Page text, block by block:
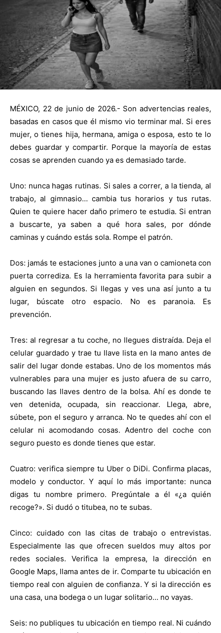
MÉXICO, 22 de junio de 2026.- Son advertencias reales,
basadas en casos que él mismo vio terminar mal. Si eres
mujer, o tienes hija, hermana, amiga o esposa, esto te lo
debes guardar y compartir. Porque la mayoría de estas
cosas se aprenden cuando ya es demasiado tarde.
Uno: nunca hagas rutinas. Si sales a correr, a la tienda, al
trabajo, al gimnasio… cambia tus horarios y tus rutas.
Quien te quiere hacer daño primero te estudia. Si entran
a buscarte, ya saben a qué hora sales, por dónde
caminas y cuándo estás sola. Rompe el patrón.
Dos: jamás te estaciones junto a una van o camioneta con
puerta corrediza. Es la herramienta favorita para subir a
alguien en segundos. Si llegas y ves una así junto a tu
lugar, búscate otro espacio. No es paranoia. Es
prevención.
Tres: al regresar a tu coche, no llegues distraída. Deja el
celular guardado y trae tu llave lista en la mano antes de
salir del lugar donde estabas. Uno de los momentos más
vulnerables para una mujer es justo afuera de su carro,
buscando las llaves dentro de la bolsa. Ahí es donde te
ven detenida, ocupada, sin reaccionar. Llega, abre,
súbete, pon el seguro y arranca. No te quedes ahí con el
celular ni acomodando cosas. Adentro del coche con
seguro puesto es donde tienes que estar.
Cuatro: verifica siempre tu Uber o DiDi. Confirma placas,
modelo y conductor. Y aquí lo más importante: nunca
digas tu nombre primero. Pregúntale a él «¿a quién
recoge?». Si dudó o titubea, no te subas.
Cinco: cuidado con las citas de trabajo o entrevistas.
Especialmente las que ofrecen sueldos muy altos por
redes sociales. Verifica la empresa, la dirección en
Google Maps, llama antes de ir. Comparte tu ubicación en
tiempo real con alguien de confianza. Y si la dirección es
una casa, una bodega o un lugar solitario… no vayas.
Seis: no publiques tu ubicación en tiempo real. Ni cuándo